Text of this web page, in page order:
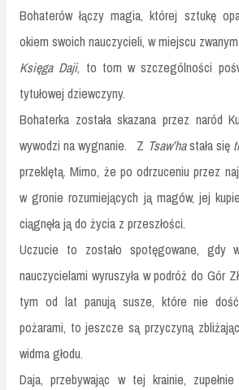
Bohaterów łączy magia, której sztukę
okiem swoich nauczycieli, w miejscu
Księga Daji, to tom w szczególności
tytułowej dziewczyny.
Bohaterka została skazana przez naród
wywodzi na wygnanie.
Z Tsaw’hastała się
przeklętą. Mimo, że po odrzuceniu przez
w gronie rozumiejących ją magów, jej
ciągnęła ją do życia z przeszłości.
Uczucie to zostało spotęgowane, gdy
nauczycielami wyruszyła w podróż do Gór
tym od lat panują susze, które nie
pożarami, to jeszcze są przyczyną
widma głodu.
Daja, przebywając w tej krainie,